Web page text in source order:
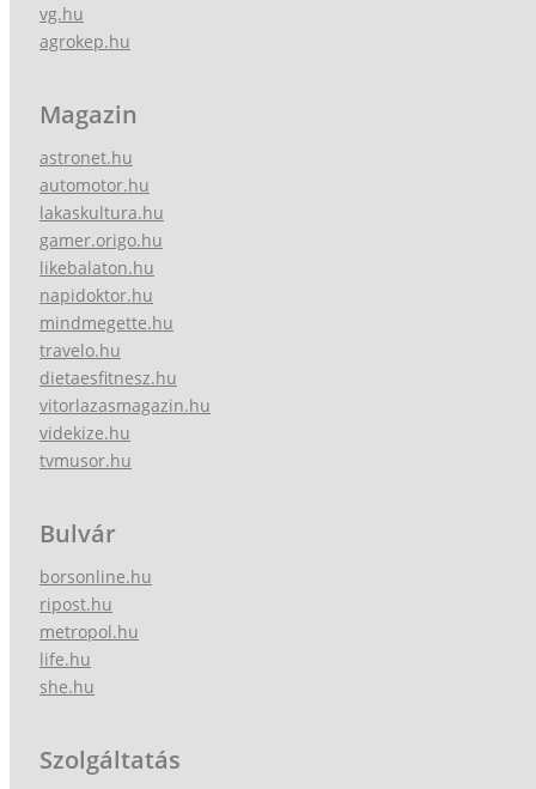
vg.hu
agrokep.hu
Magazin
astronet.hu
automotor.hu
lakaskultura.hu
gamer.origo.hu
likebalaton.hu
napidoktor.hu
mindmegette.hu
travelo.hu
dietaesfitnesz.hu
vitorlazasmagazin.hu
videkize.hu
tvmusor.hu
Bulvár
borsonline.hu
ripost.hu
metropol.hu
life.hu
she.hu
Szolgáltatás